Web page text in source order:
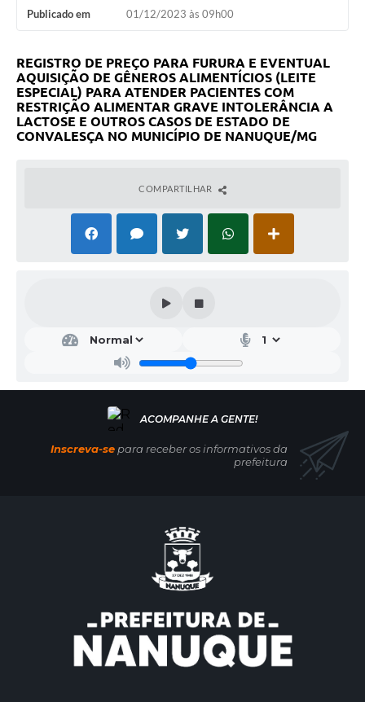
Publicado em 01/12/2023 às 09h00
REGISTRO DE PREÇO PARA FURURA E EVENTUAL
AQUISIÇÃO DE GÊNEROS ALIMENTÍCIOS (LEITE
ESPECIAL) PARA ATENDER PACIENTES COM
RESTRIÇÃO ALIMENTAR GRAVE INTOLERÂNCIA A
LACTOSE E OUTROS CASOS DE ESTADO DE
CONVALESÇA NO MUNICÍPIO DE NANUQUE/MG
COMPARTILHAR
Inscreva-separa receber os informativos da
prefeitura